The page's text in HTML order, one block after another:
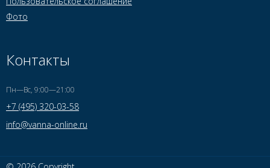
Фото
Контакты
Пн—Вс, 9:00—21:00
+7 (495) 320-03-58
info@vanna-online.ru